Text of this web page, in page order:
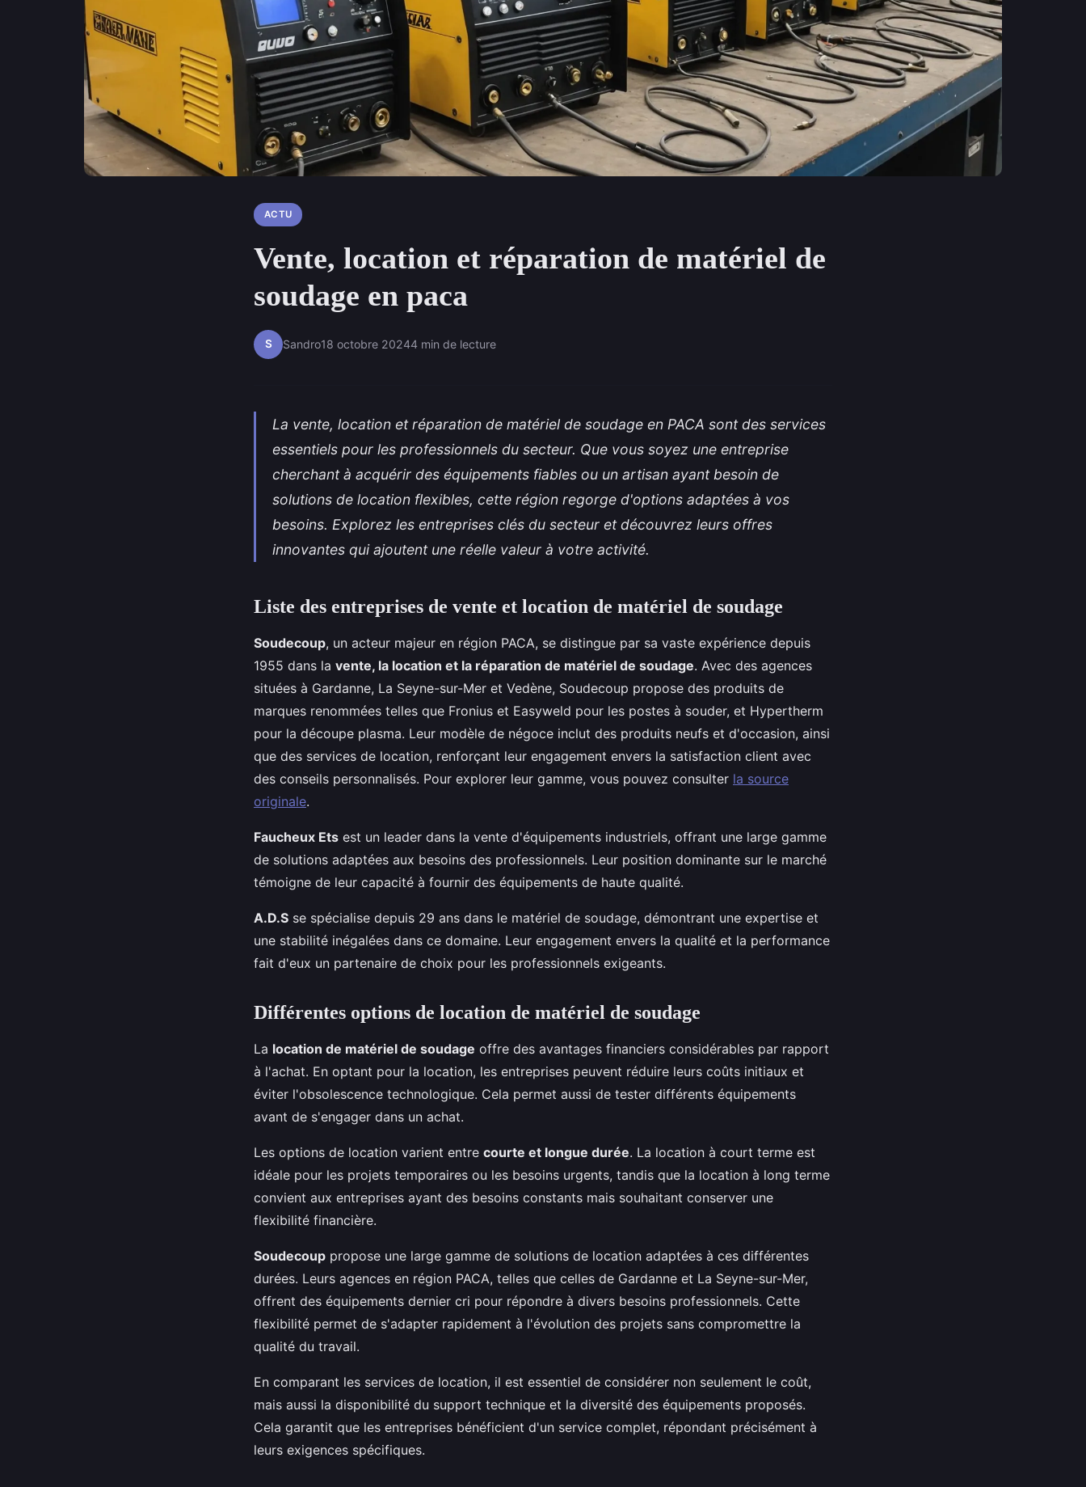
ACTU
Vente, location et réparation de matériel de
soudage en paca
S Sandro18 octobre 20244 min de lecture
La vente, location et réparation de matériel de soudage en PACA sont des services
essentiels pour les professionnels du secteur. Que vous soyez une entreprise
cherchant à acquérir des équipements fiables ou un artisan ayant besoin de
solutions de location flexibles, cette région regorge d'options adaptées à vos
besoins. Explorez les entreprises clés du secteur et découvrez leurs offres
innovantes qui ajoutent une réelle valeur à votre activité.
Liste des entreprises de vente et location de matériel de soudage
Soudecoup, un acteur majeur en région PACA, se distingue par sa vaste expérience depuis
1955 dans la vente, la location et la réparation de matériel de soudage. Avec des agences
situées à Gardanne, La Seyne-sur-Mer et Vedène, Soudecoup propose des produits de
marques renommées telles que Fronius et Easyweld pour les postes à souder, et Hypertherm
pour la découpe plasma. Leur modèle de négoce inclut des produits neufs et d'occasion, ainsi
que des services de location, renforçant leur engagement envers la satisfaction client avec
des conseils personnalisés. Pour explorer leur gamme, vous pouvez consulter la source
originale.
Faucheux Ets est un leader dans la vente d'équipements industriels, offrant une large gamme
de solutions adaptées aux besoins des professionnels. Leur position dominante sur le marché
témoigne de leur capacité à fournir des équipements de haute qualité.
A.D.S se spécialise depuis 29 ans dans le matériel de soudage, démontrant une expertise et
une stabilité inégalées dans ce domaine. Leur engagement envers la qualité et la performance
fait d'eux un partenaire de choix pour les professionnels exigeants.
Différentes options de location de matériel de soudage
La location de matériel de soudage offre des avantages financiers considérables par rapport
à l'achat. En optant pour la location, les entreprises peuvent réduire leurs coûts initiaux et
éviter l'obsolescence technologique. Cela permet aussi de tester différents équipements
avant de s'engager dans un achat.
Les options de location varient entre courte et longue durée. La location à court terme est
idéale pour les projets temporaires ou les besoins urgents, tandis que la location à long terme
convient aux entreprises ayant des besoins constants mais souhaitant conserver une
flexibilité financière.
Soudecoup propose une large gamme de solutions de location adaptées à ces différentes
durées. Leurs agences en région PACA, telles que celles de Gardanne et La Seyne-sur-Mer,
offrent des équipements dernier cri pour répondre à divers besoins professionnels. Cette
flexibilité permet de s'adapter rapidement à l'évolution des projets sans compromettre la
qualité du travail.
En comparant les services de location, il est essentiel de considérer non seulement le coût,
mais aussi la disponibilité du support technique et la diversité des équipements proposés.
Cela garantit que les entreprises bénéficient d'un service complet, répondant précisément à
leurs exigences spécifiques.